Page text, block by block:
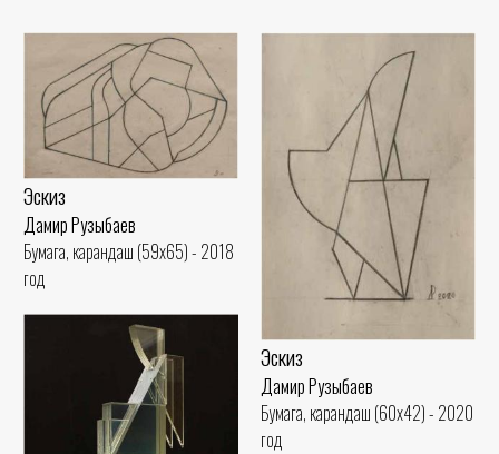
Эскиз
Дамир Рузыбаев
Бумага, карандаш (59x65) - 2018
год
Эскиз
Дамир Рузыбаев
Бумага, карандаш (60x42) - 2020
год